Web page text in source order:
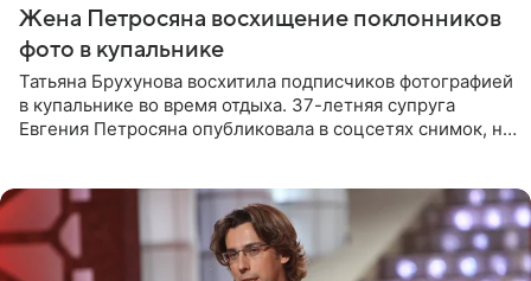
Жена Петросяна восхищение поклонников
фото в купальнике
Татьяна Брухунова восхитила подписчиков фотографией
в купальнике во время отдыха. 37-летняя супруга
Евгения Петросяна опубликовала в соцсетях снимок, на